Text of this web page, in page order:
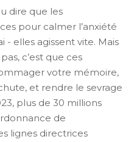
dire que les
pour calmer l’anxiété
- elles agissent vite. Mais
c’est que ces
votre mémoire,
et rendre le sevrage
plus de 30 millions
de
lignes directrices